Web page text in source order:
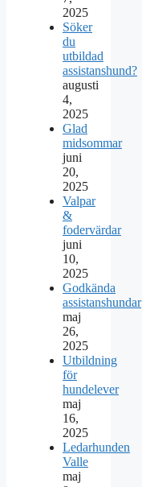
2025
Söker
du
utbildad
assistanshund?
augusti
4,
2025
Glad
midsommar
juni
20,
2025
Valpar
&
fodervärdar
juni
10,
2025
Godkända
assistanshundar
maj
26,
2025
Utbildning
för
hundelever
maj
16,
2025
Ledarhunden
Valle
maj